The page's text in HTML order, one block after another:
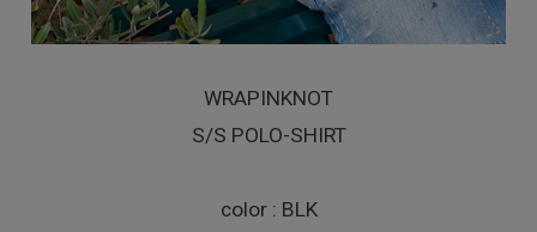
WRAPINKNOT
S/S POLO-SHIRT
color : BLK